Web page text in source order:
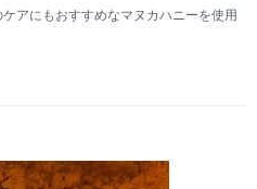
アにもおすすめなマヌカハニーを使用